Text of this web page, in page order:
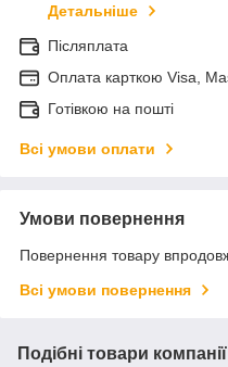
Детальніше
Післяплата
Оплата карткою Visa,
Готівкою на пошті
Всі умови оплати
Умови повернення
Повернення товару
Всі умови повернення
Подібні товари компанії